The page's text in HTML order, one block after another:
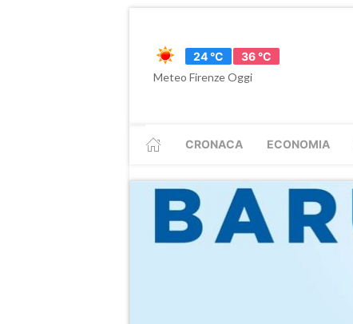
24 °C
36 °C
Meteo Firenze Oggi
CRONACA ECONOMIA